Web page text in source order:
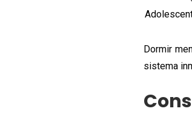
Dormir
sistema